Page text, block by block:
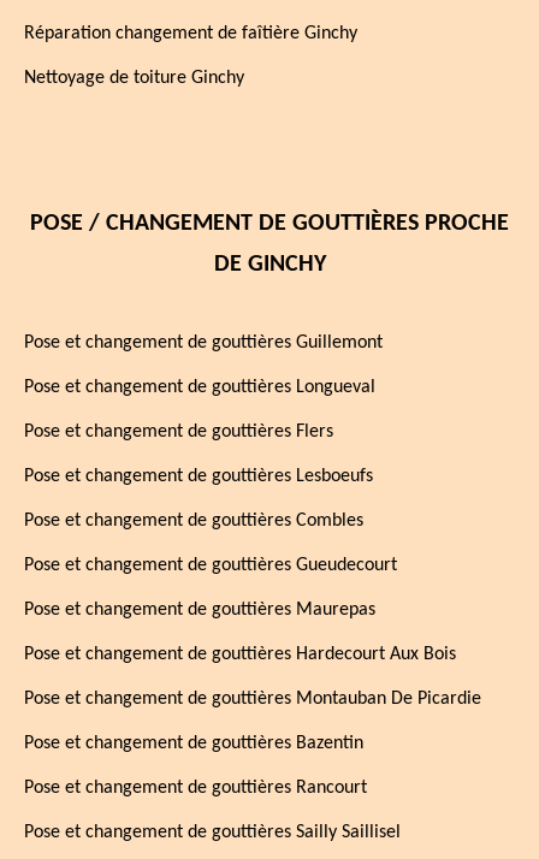
Réparation changement de faîtière Ginchy
Nettoyage de toiture Ginchy
POSE / CHANGEMENT DE GOUTTIÈRES PROCHE
DE GINCHY
Pose et changement de gouttières Guillemont
Pose et changement de gouttières Longueval
Pose et changement de gouttières Flers
Pose et changement de gouttières Lesboeufs
Pose et changement de gouttières Combles
Pose et changement de gouttières Gueudecourt
Pose et changement de gouttières Maurepas
Pose et changement de gouttières Hardecourt Aux Bois
Pose et changement de gouttières Montauban De Picardie
Pose et changement de gouttières Bazentin
Pose et changement de gouttières Rancourt
Pose et changement de gouttières Sailly Saillisel